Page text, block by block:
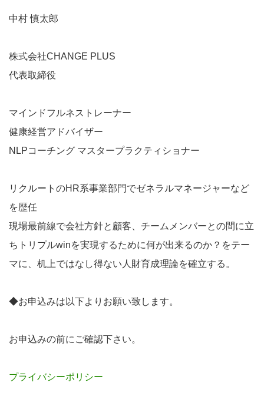
中村 慎太郎
株式会社CHANGE PLUS
代表取締役
マインドフルネストレーナー
健康経営アドバイザー
NLPコーチング マスタープラクティショナー
リクルートのHR系事業部門でゼネラルマネージャーなど
を歴任
現場最前線で会社方針と顧客、チームメンバーとの間に立
ちトリプルwinを実現するために何が出来るのか？をテー
マに、机上ではなし得ない人財育成理論を確立する。
◆お申込みは以下よりお願い致します。
お申込みの前にご確認下さい。
プライバシーポリシー